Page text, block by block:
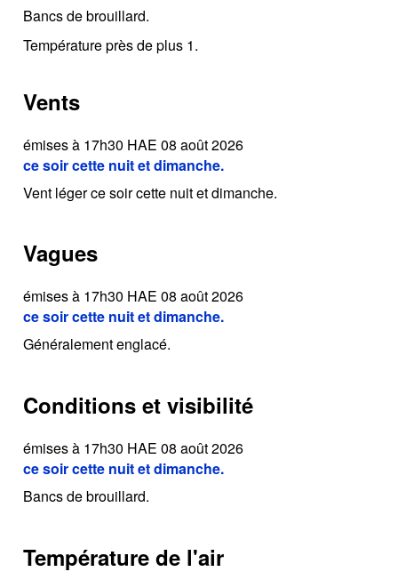
Bancs de brouillard.
Température près de plus 1.
Vents
émises à 17h30 HAE 08 août 2026
ce soir cette nuit et dimanche.
Vent léger ce soir cette nuit et dimanche.
Vagues
émises à 17h30 HAE 08 août 2026
ce soir cette nuit et dimanche.
Généralement englacé.
Conditions et visibilité
émises à 17h30 HAE 08 août 2026
ce soir cette nuit et dimanche.
Bancs de brouillard.
Température de l'air